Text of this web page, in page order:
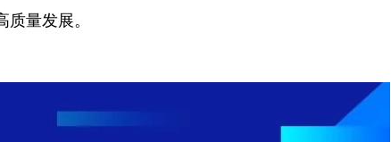
量发展。